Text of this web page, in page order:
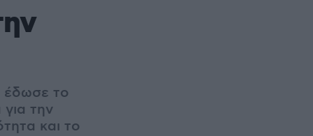
έδωσε το
την
και το